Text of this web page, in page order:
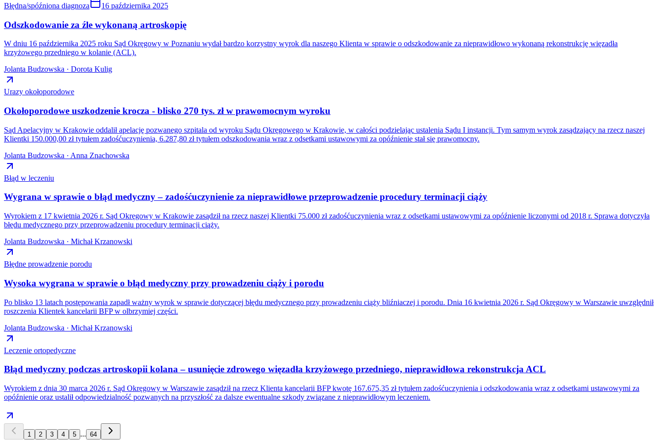
Błędna/spóźniona diagnoza 16 października 2025
Odszkodowanie za źle wykonaną artroskopię
W dniu 16 października 2025 roku Sąd Okręgowy w Poznaniu wydał bardzo korzystny wyrok dla naszego Klienta w sprawie o odszkodowanie za nieprawidłowo wykonaną rekonstrukcję więzadła
krzyżowego przedniego w kolanie (ACL).
Jolanta Budzowska · Dorota Kulig
Urazy okołoporodowe
Okołoporodowe uszkodzenie krocza - blisko 270 tys. zł w prawomocnym wyroku
Sąd Apelacyjny w Krakowie oddalił apelację pozwanego szpitala od wyroku Sądu Okręgowego w Krakowie, w całości podzielając ustalenia Sądu I instancji. Tym samym wyrok zasądzający na rzecz naszej
Klientki 150.000,00 zł tytułem zadośćuczynienia, 6.287,80 zł tytułem odszkodowania wraz z odsetkami ustawowymi za opóźnienie stał się prawomocny.
Jolanta Budzowska · Anna Znachowska
Błąd w leczeniu
Wygrana w sprawie o błąd medyczny – zadośćuczynienie za nieprawidłowe przeprowadzenie procedury terminacji ciąży
Wyrokiem z 17 kwietnia 2026 r. Sąd Okręgowy w Krakowie zasądził na rzecz naszej Klientki 75.000 zł zadośćuczynienia wraz z odsetkami ustawowymi za opóźnienie liczonymi od 2018 r. Sprawa dotyczyła
błędu medycznego przy przeprowadzeniu procedury terminacji ciąży.
Jolanta Budzowska · Michał Krzanowski
Błędne prowadzenie porodu
Wysoka wygrana w sprawie o błąd medyczny przy prowadzeniu ciąży i porodu
Po blisko 13 latach postępowania zapadł ważny wyrok w sprawie dotyczącej błędu medycznego przy prowadzeniu ciąży bliźniaczej i porodu. Dnia 16 kwietnia 2026 r. Sąd Okręgowy w Warszawie uwzględnił
roszczenia Klientek kancelarii BFP w olbrzymiej części.
Jolanta Budzowska · Michał Krzanowski
Leczenie ortopedyczne
Błąd medyczny podczas artroskopii kolana – usunięcie zdrowego więzadła krzyżowego przedniego, nieprawidłowa rekonstrukcja ACL
Wyrokiem z dnia 30 marca 2026 r. Sąd Okręgowy w Warszawie zasądził na rzecz Klienta kancelarii BFP kwotę 167.675,35 zł tytułem zadośćuczynienia i odszkodowania wraz z odsetkami ustawowymi za
opóźnienie oraz ustalił odpowiedzialność pozwanych na przyszłość za dalsze ewentualne szkody związane z nieprawidłowym leczeniem.
1 2 3 4 5 ... 64